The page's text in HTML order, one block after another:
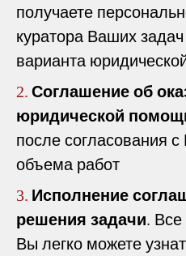
получаете
куратора Ваших
варианта
2. Соглашение об
юридической
после согласования
объема работ
3. Исполнение
решения задачи.
Вы легко можете